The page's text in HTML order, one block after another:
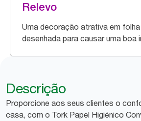
Relevo
Uma decoração atrativa em
desenhada para causar uma boa
Descrição
Proporcione aos seus clientes o
casa, com o Tork Papel Higiénico